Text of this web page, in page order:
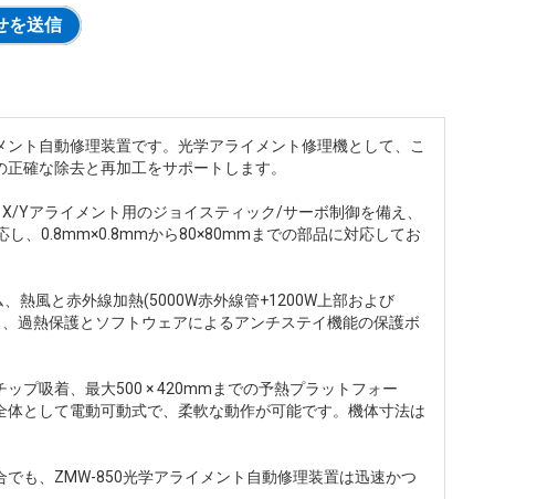
を送信
ト自動修理装置です。光学アライメント修理機として、こ
確な除去と再加工をサポートします。
Yアライメント用のジョイスティック/サーボ制御を備え、
、0.8mm×0.8mmから80×80mmまでの部品に対応してお
熱風と赤外線加熱(5000W赤外線管+1200W上部および
過熱保護とソフトウェアによるアンチステイ機能の保護ボ
プ吸着、最大500 × 420mmまでの予熱プラットフォー
として電動可動式で、柔軟な動作が可能です。機体寸法は
も、ZMW-850光学アライメント自動修理装置は迅速かつ